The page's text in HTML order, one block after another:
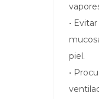
•
piel.
•